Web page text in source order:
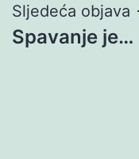
Sljedeća objava
Spavanje je…